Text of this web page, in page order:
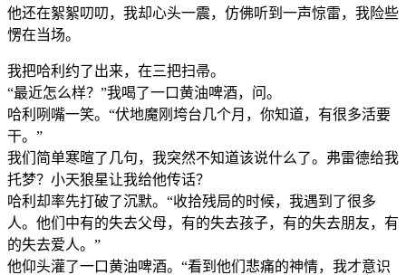
他还在絮絮叨叨，我却心头一震，仿佛听到一声惊雷，我险些
愣在当场。
我把哈利约了出来，在三把扫帚。
“最近怎么样？”我喝了一口黄油啤酒，问。
哈利咧嘴一笑。“伏地魔刚垮台几个月，你知道，有很多活要
干。”
我们简单寒暄了几句，我突然不知道该说什么了。弗雷德给我
托梦？小天狼星让我给他传话？
哈利却率先打破了沉默。“收拾残局的时候，我遇到了很多
人。他们中有的失去父母，有的失去孩子，有的失去朋友，有
的失去爱人。”
他仰头灌了一口黄油啤酒。“看到他们悲痛的神情，我才意识